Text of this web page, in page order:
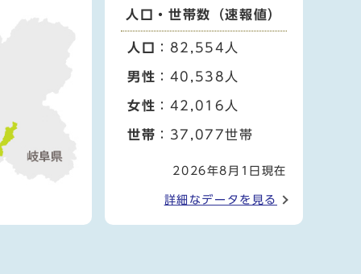
人口・世帯数（速報値）
人口 ：82,554人
男性 ：40,538人
女性 ：42,016人
世帯 ：37,077世帯
2026年8月1日現在
詳細なデータを見る